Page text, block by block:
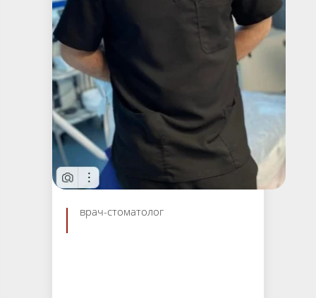
Мустафазаде Ягуб
Вугар Оглы
врач-стоматолог